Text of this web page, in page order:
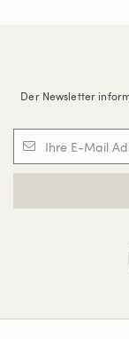
Der Newsletter